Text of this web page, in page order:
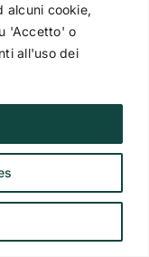
alcuni cookie,
'Accetto' o
all'uso dei
quando
alle Maldive
quando